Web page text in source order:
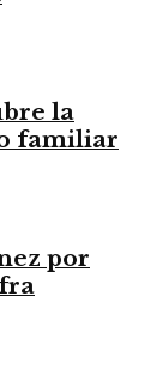
la
familiar
por